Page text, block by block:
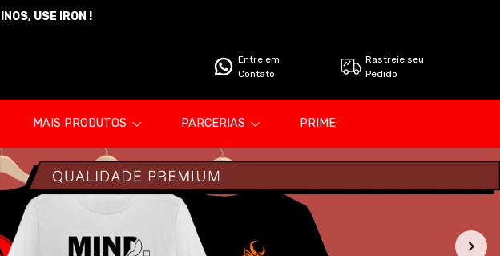
USE IRON !
Entre em
Contato
Rastreie seu
Pedido
MAIS PRODUTOS PARCERIAS PRIME